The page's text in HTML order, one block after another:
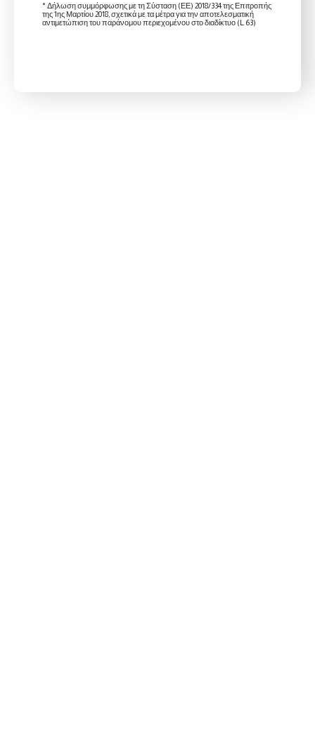
* Δήλωση συμμόρφωσης με τη Σύσταση (ΕΕ) 2018/334 της Επιτροπής
της 1ης Μαρτίου 2018, σχετικά με τα μέτρα για την αποτελεσματική
αντιμετώπιση του παράνομου περιεχομένου στο διαδίκτυο (L 63)